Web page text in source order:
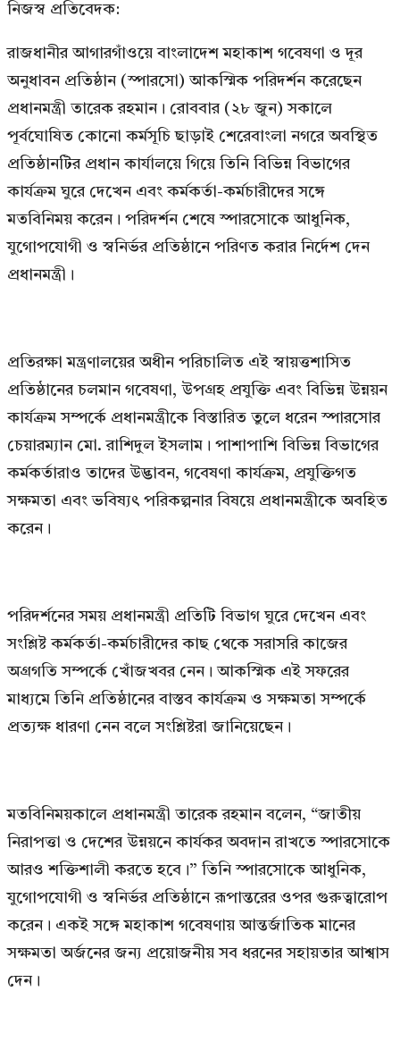
নিজস্ব প্রতিবেদক:
রাজধানীর আগারগাঁওয়ে বাংলাদেশ মহাকাশ গবেষণা ও দূর
অনুধাবন প্রতিষ্ঠান (স্পারসো) আকস্মিক পরিদর্শন করেছেন
প্রধানমন্ত্রী তারেক রহমান। রোববার (২৮ জুন) সকালে
পূর্বঘোষিত কোনো কর্মসূচি ছাড়াই শেরেবাংলা নগরে অবস্থিত
প্রতিষ্ঠানটির প্রধান কার্যালয়ে গিয়ে তিনি বিভিন্ন বিভাগের
কার্যক্রম ঘুরে দেখেন এবং কর্মকর্তা-কর্মচারীদের সঙ্গে
মতবিনিময় করেন। পরিদর্শন শেষে স্পারসোকে আধুনিক,
যুগোপযোগী ও স্বনির্ভর প্রতিষ্ঠানে পরিণত করার নির্দেশ দেন
প্রধানমন্ত্রী।
প্রতিরক্ষা মন্ত্রণালয়ের অধীন পরিচালিত এই স্বায়ত্তশাসিত
প্রতিষ্ঠানের চলমান গবেষণা, উপগ্রহ প্রযুক্তি এবং বিভিন্ন উন্নয়ন
কার্যক্রম সম্পর্কে প্রধানমন্ত্রীকে বিস্তারিত তুলে ধরেন স্পারসোর
চেয়ারম্যান মো. রাশিদুল ইসলাম। পাশাপাশি বিভিন্ন বিভাগের
কর্মকর্তারাও তাদের উদ্ভাবন, গবেষণা কার্যক্রম, প্রযুক্তিগত
সক্ষমতা এবং ভবিষ্যৎ পরিকল্পনার বিষয়ে প্রধানমন্ত্রীকে অবহিত
করেন।
পরিদর্শনের সময় প্রধানমন্ত্রী প্রতিটি বিভাগ ঘুরে দেখেন এবং
সংশ্লিষ্ট কর্মকর্তা-কর্মচারীদের কাছ থেকে সরাসরি কাজের
অগ্রগতি সম্পর্কে খোঁজখবর নেন। আকস্মিক এই সফরের
মাধ্যমে তিনি প্রতিষ্ঠানের বাস্তব কার্যক্রম ও সক্ষমতা সম্পর্কে
প্রত্যক্ষ ধারণা নেন বলে সংশ্লিষ্টরা জানিয়েছেন।
মতবিনিময়কালে প্রধানমন্ত্রী তারেক রহমান বলেন, “জাতীয়
নিরাপত্তা ও দেশের উন্নয়নে কার্যকর অবদান রাখতে স্পারসোকে
আরও শক্তিশালী করতে হবে।” তিনি স্পারসোকে আধুনিক,
যুগোপযোগী ও স্বনির্ভর প্রতিষ্ঠানে রূপান্তরের ওপর গুরুত্বারোপ
করেন। একই সঙ্গে মহাকাশ গবেষণায় আন্তর্জাতিক মানের
সক্ষমতা অর্জনের জন্য প্রয়োজনীয় সব ধরনের সহায়তার আশ্বাস
দেন।